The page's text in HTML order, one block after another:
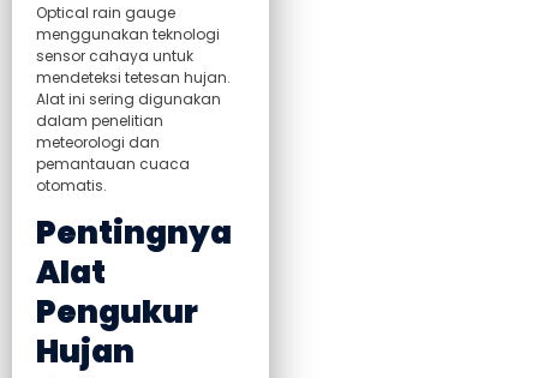
Optical rain gauge
menggunakan teknologi
sensor cahaya untuk
mendeteksi tetesan hujan.
Alat ini sering digunakan
dalam penelitian
meteorologi dan
pemantauan cuaca
otomatis.
Pentingnya
Alat
Pengukur
Hujan